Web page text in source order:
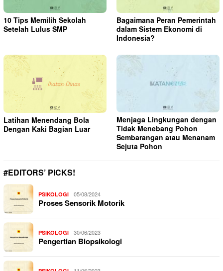
10 Tips Memilih Sekolah
Setelah Lulus SMP
Bagaimana Peran Pemerintah
dalam Sistem Ekonomi di
Indonesia?
Latihan Menendang Bola
Dengan Kaki Bagian Luar
Menjaga Lingkungan dengan
Tidak Menebang Pohon
Sembarangan atau Menanam
Sejuta Pohon
#EDITORS’ PICKS!
PSIKOLOGI 05/08/2024
Proses Sensorik Motorik
PSIKOLOGI 30/06/2023
Pengertian Biopsikologi